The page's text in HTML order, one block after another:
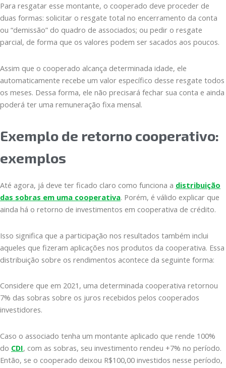
Para resgatar esse montante, o cooperado deve proceder de
duas formas: solicitar o resgate total no encerramento da conta
ou “demissão” do quadro de associados; ou pedir o resgate
parcial, de forma que os valores podem ser sacados aos poucos.
Assim que o cooperado alcança determinada idade, ele
automaticamente recebe um valor específico desse resgate todos
os meses. Dessa forma, ele não precisará fechar sua conta e ainda
poderá ter uma remuneração fixa mensal.
Exemplo de retorno cooperativo:
exemplos
Até agora, já deve ter ficado claro como funciona a distribuição
das sobras em uma cooperativa. Porém, é válido explicar que
ainda há o retorno de investimentos em cooperativa de crédito.
Isso significa que a participação nos resultados também inclui
aqueles que fizeram aplicações nos produtos da cooperativa. Essa
distribuição sobre os rendimentos acontece da seguinte forma:
Considere que em 2021, uma determinada cooperativa retornou
7% das sobras sobre os juros recebidos pelos cooperados
investidores.
Caso o associado tenha um montante aplicado que rende 100%
do CDI, com as sobras, seu investimento rendeu +7% no período.
Então, se o cooperado deixou R$100,00 investidos nesse período,